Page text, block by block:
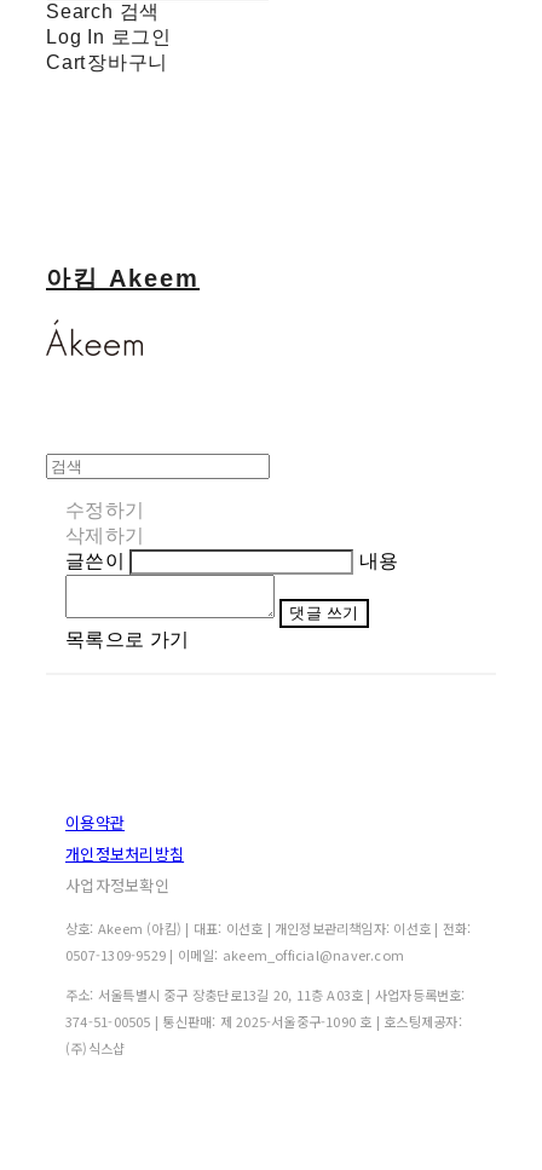
Search 검색
Log In 로그인
Cart장바구니
아킴 Akeem
수정하기
삭제하기
글쓴이
내용
댓글 쓰기
목록으로 가기
이용약관
개인정보처리방침
사업자정보확인
상호: Akeem (아킴) | 대표: 이선호 | 개인정보관리책임자: 이선호 | 전화:
0507-1309-9529 | 이메일: akeem_official@naver.com
주소: 서울특별시 중구 장충단로13길 20, 11층 A03호 | 사업자등록번호:
374-51-00505 | 통신판매: 제 2025-서울중구-1090 호 | 호스팅제공자:
(주)식스샵